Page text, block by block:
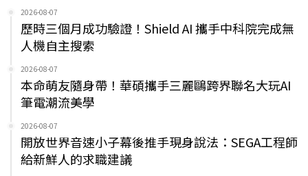
2026-08-07
歷時三個月成功驗證！Shield AI 攜手中科院完成無
人機自主搜索
2026-08-07
本命萌友隨身帶！華碩攜手三麗鷗跨界聯名大玩AI
筆電潮流美學
2026-08-07
開放世界音速小子幕後推手現身說法：SEGA工程師
給新鮮人的求職建議